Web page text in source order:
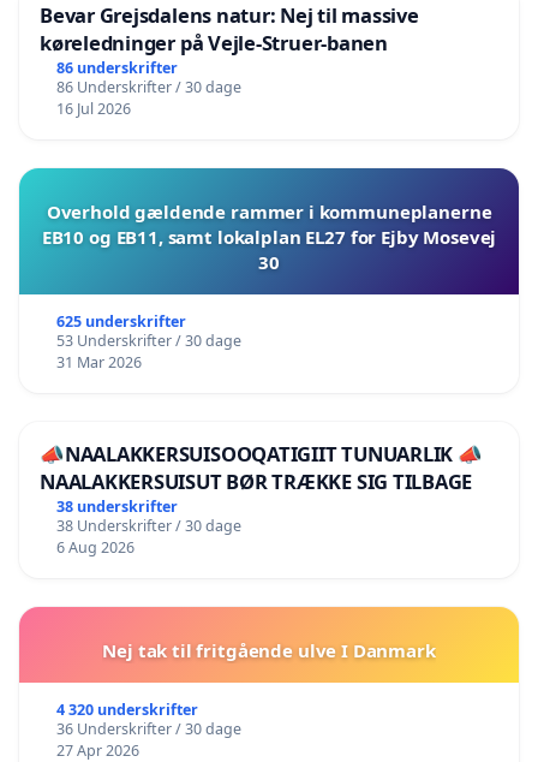
Bevar Grejsdalens natur: Nej til massive
køreledninger på Vejle-Struer-banen
86 underskrifter
86 Underskrifter / 30 dage
16 Jul 2026
Overhold gældende rammer i kommuneplanerne
EB10 og EB11, samt lokalplan EL27 for Ejby Mosevej
30
625 underskrifter
53 Underskrifter / 30 dage
31 Mar 2026
📣NAALAKKERSUISOOQATIGIIT TUNUARLIK 📣
NAALAKKERSUISUT BØR TRÆKKE SIG TILBAGE
38 underskrifter
38 Underskrifter / 30 dage
6 Aug 2026
Nej tak til fritgående ulve I Danmark
4 320 underskrifter
36 Underskrifter / 30 dage
27 Apr 2026